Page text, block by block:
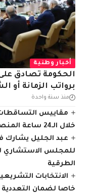
أخبار وطنية
الحكومة تصادق
برواتب الزمانة أو
منذ سنة واحدة
مقاييس
خلال الـ24 ساعة المنصرمة
عبد الجليل يشارك
للمجلس الاستشاري
الطرقية
خاصا لضمان التعددية